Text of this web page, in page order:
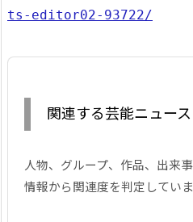
ts-editor02-93722/
関連する芸能ニュー
人物、グループ、作品、出来
情報から関連度を判定していま